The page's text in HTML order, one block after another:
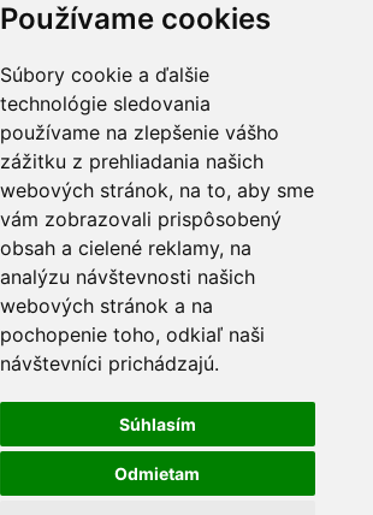
Používame cookies
Súbory cookie a ďalšie
technológie sledovania
používame na zlepšenie vášho
zážitku z prehliadania našich
webových stránok, na to, aby sme
vám zobrazovali prispôsobený
obsah a cielené reklamy, na
analýzu návštevnosti našich
webových stránok a na
pochopenie toho, odkiaľ naši
návštevníci prichádzajú.
Súhlasím
Odmietam
odkazy
email a prihláste sa k odberu